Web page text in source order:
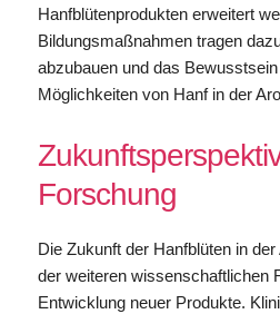
Hanfblütenprodukten erweitert
Bildungsmaßnahmen tragen
abzubauen und das
Möglichkeiten von Hanf in der
Forschung
Die Zukunft der Hanfblüten in
der weiteren wissenschaftlichen
Entwicklung neuer Produkte.